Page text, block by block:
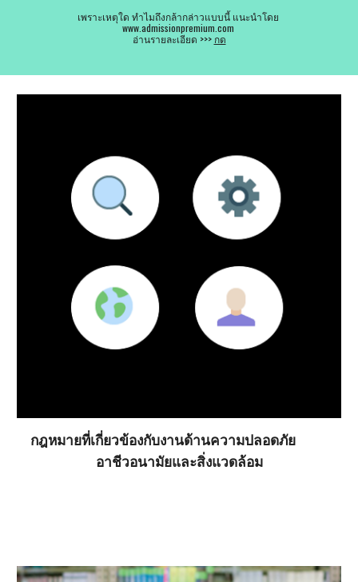
เพราะเหตุใด ทำไมถึงกล้ากล่าวแบบนี้ แนะนำโดย
www.admissionpremium.com
อ่านรายละเอียด >>> กด
กฎหมายที่เกี่ยวข้องกับงานด้านความปลอดภัย
อาชีวอนามัยและสิ่งแวดล้อม